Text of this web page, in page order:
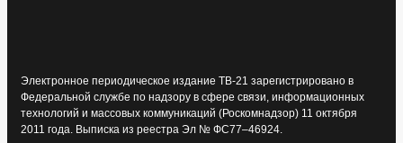
Электронное периодическое издание ТВ-21 зарегистрировано в
Федеральной службе по надзору в сфере связи, информационных
технологий и массовых коммуникаций (Роскомнадзор) 11 октября
2011 года. Выписка из реестра Эл № ФС77–46924.